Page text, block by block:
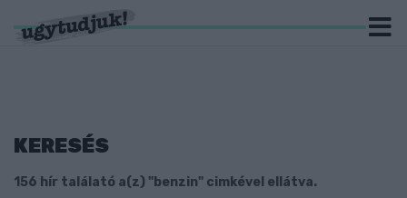
KERESÉS
156 hír találató a(z) "benzin" cimkével ellátva.